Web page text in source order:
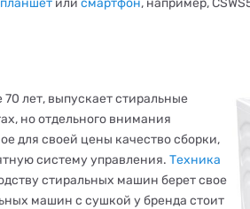
планшет или смартфон, например,
лет, выпускает стиральные
но отдельного внимания
для своей цены качество сборки,
систему управления. Техника
стиральных машин берет свое
машин с сушкой у бренда стоит